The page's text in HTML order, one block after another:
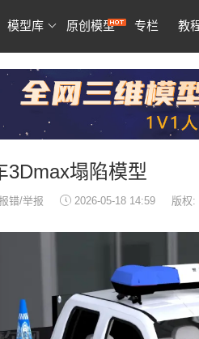
模型库 原创模型 专栏 教
3Dmax塌陷模型
错/举报 2026-05-18 14:59 版权: